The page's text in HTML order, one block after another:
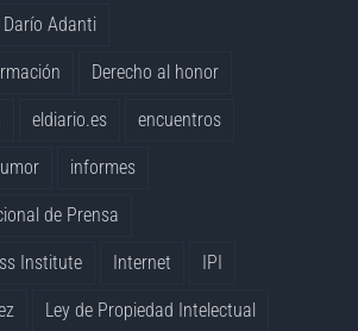
Darío Adanti
Derecho al honor
eldiario.es encuentros
informes
de Prensa
Institute Internet IPI
Ley de Propiedad Intelectual